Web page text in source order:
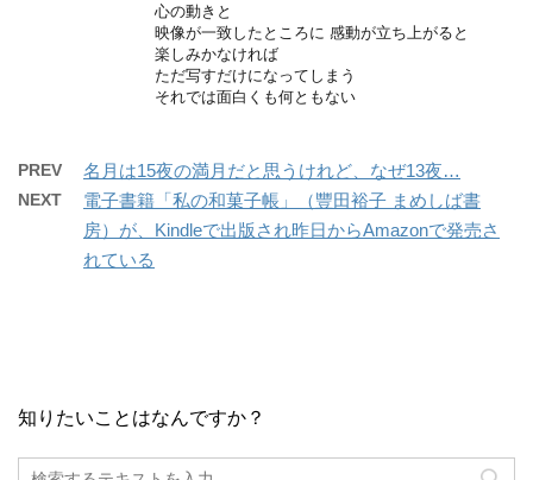
心の動きと
映像が一致したところに 感動が立ち上がると
楽しみかなければ
ただ写すだけになってしまう
それでは面白くも何ともない
PREV 名月は15夜の満月だと思うけれど、なぜ13夜…
NEXT
電子書籍「私の和菓子帳」（豐田裕子 まめしば書
房）が、Kindleで出版され昨日からAmazonで発売さ
れている
知りたいことはなんですか？